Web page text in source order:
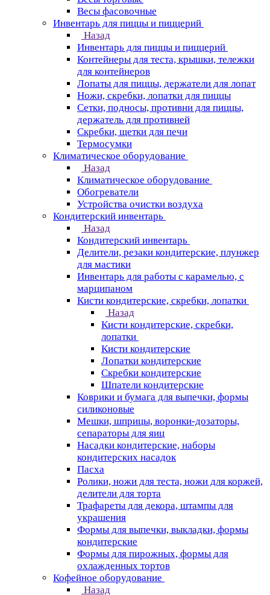
Весы фасовочные
Инвентарь для пиццы и пиццерий
Назад
Инвентарь для пиццы и пиццерий
Контейнеры для теста, крышки, тележки
для контейнеров
Лопаты для пиццы, держатели для лопат
Ножи, скребки, лопатки для пиццы
Сетки, подносы, противни для пиццы,
держатель для противней
Скребки, щетки для печи
Термосумки
Климатическое оборудование
Назад
Климатическое оборудование
Обогреватели
Устройства очистки воздуха
Кондитерский инвентарь
Назад
Кондитерский инвентарь
Делители, резаки кондитерские, плунжер
для мастики
Инвентарь для работы с карамелью, с
марципаном
Кисти кондитерские, скребки, лопатки
Назад
Кисти кондитерские, скребки,
лопатки
Кисти кондитерские
Лопатки кондитерские
Скребки кондитерские
Шпатели кондитерские
Коврики и бумага для выпечки, формы
силиконовые
Мешки, шприцы, воронки-дозаторы,
сепараторы для яиц
Насадки кондитерские, наборы
кондитерских насадок
Пасха
Ролики, ножи для теста, ножи для коржей,
делители для торта
Трафареты для декора, штампы для
украшения
Формы для выпечки, выкладки, формы
кондитерские
Формы для пирожных, формы для
охлажденных тортов
Кофейное оборудование
Назад